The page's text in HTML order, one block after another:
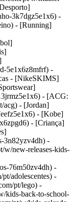
3k7dgz5e1x6) -
- [Running]
5e1x6z8mfrf) -
- [NikeSKIMS]
- [ACG:
acg) - [Jordan]
- [Kobe]
- [Criança]
3n82yzv4dh) -
w/new-releases-kids-
76m50zv4dh) -
adolescentes) -
pt/lego) -
kids-back-to-school-